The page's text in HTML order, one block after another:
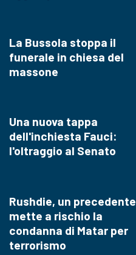
La Bussola stoppa il
funerale in chiesa del
massone
Una nuova tappa
dell'inchiesta Fauci:
l'oltraggio al Senato
Rushdie, un precedente
mette a rischio la
condanna di Matar per
terrorismo